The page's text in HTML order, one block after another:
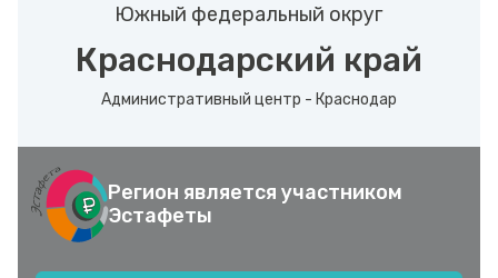
Южный федеральный округ
Краснодарский край
Административный центр - Краснодар
Регион является участником
Эстафеты